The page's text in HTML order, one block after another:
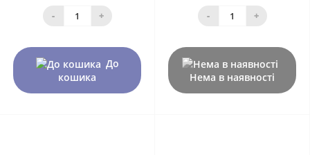
- +
До
кошика
- +
Нема в наявності